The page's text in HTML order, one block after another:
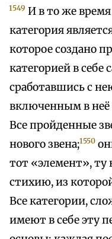
1549 И в то же
категория
которое создано
категорией в себе
сработавшись с
включенным в
Все пройденные
нового звена;1550
тот «элемент»,
стихию, из
Все категории,
имеют в себе эту